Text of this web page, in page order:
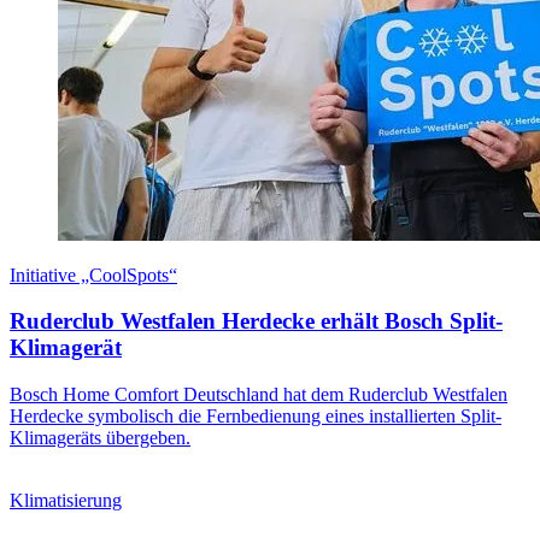
Initiative „CoolSpots“
Ruderclub Westfalen Herdecke erhält Bosch Split-
Klimagerät
Bosch Home Comfort Deutschland hat dem Ruderclub Westfalen
Herdecke symbolisch die Fernbedienung eines installierten Split-
Klimageräts übergeben.
Klimatisierung